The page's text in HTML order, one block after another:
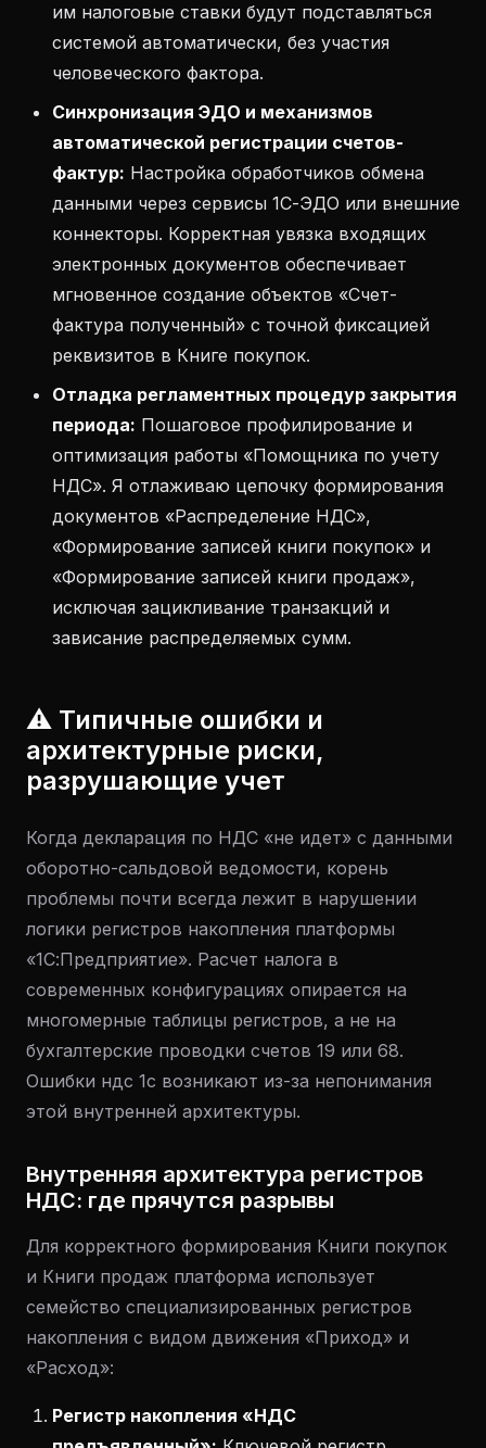
им налоговые ставки будут подставляться
системой автоматически, без участия
человеческого фактора.
Синхронизация ЭДО и механизмов
автоматической регистрации счетов-
фактур: Настройка обработчиков обмена
данными через сервисы 1С-ЭДО или внешние
коннекторы. Корректная увязка входящих
электронных документов обеспечивает
мгновенное создание объектов «Счет-
фактура полученный» с точной фиксацией
реквизитов в Книге покупок.
Отладка регламентных процедур закрытия
периода: Пошаговое профилирование и
оптимизация работы «Помощника по учету
НДС». Я отлаживаю цепочку формирования
документов «Распределение НДС»,
«Формирование записей книги покупок» и
«Формирование записей книги продаж»,
исключая зацикливание транзакций и
зависание распределяемых сумм.
⚠️ Типичные ошибки и
архитектурные риски,
разрушающие учет
Когда декларация по НДС «не идет» с данными
оборотно-сальдовой ведомости, корень
проблемы почти всегда лежит в нарушении
логики регистров накопления платформы
«1С:Предприятие». Расчет налога в
современных конфигурациях опирается на
многомерные таблицы регистров, а не на
бухгалтерские проводки счетов 19 или 68.
Ошибки ндс 1с возникают из-за непонимания
этой внутренней архитектуры.
Внутренняя архитектура регистров
НДС: где прячутся разрывы
Для корректного формирования Книги покупок
и Книги продаж платформа использует
семейство специализированных регистров
накопления с видом движения «Приход» и
«Расход»:
Регистр накопления «НДС